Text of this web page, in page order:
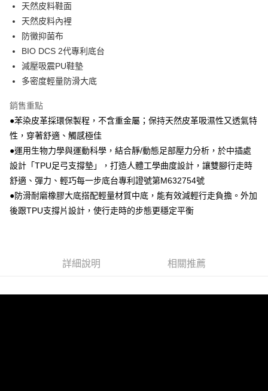
跨境配送 港澳、新馬
天然皮料鞋面
天然皮料內裡
防黴抑菌布
BIO DCS 2代專利底台
減壓吸震PU鞋墊
多密度輕量防滑大底
銷售重點
●苯染皮革採環保製程，不含重金屬；保持天然皮革吸濕性又透氣特
性，穿著舒適、觸感極佳
●運用生物力學與運動科學，結合靜/動態足部壓力分析，於中插處
設計「TPU足弓支撐墊」，打造人體工學曲度設計，讓雙腳行走時
舒適、彈力、輕巧每一步底台專利證號第M632754號
●防滑耐磨橡膠大底搭配輕量材質中底，能有效減輕行走負擔。外加
後跟TPU支撐片設計，使行走時的步態更穩定平衡
詳細說明 相關推薦